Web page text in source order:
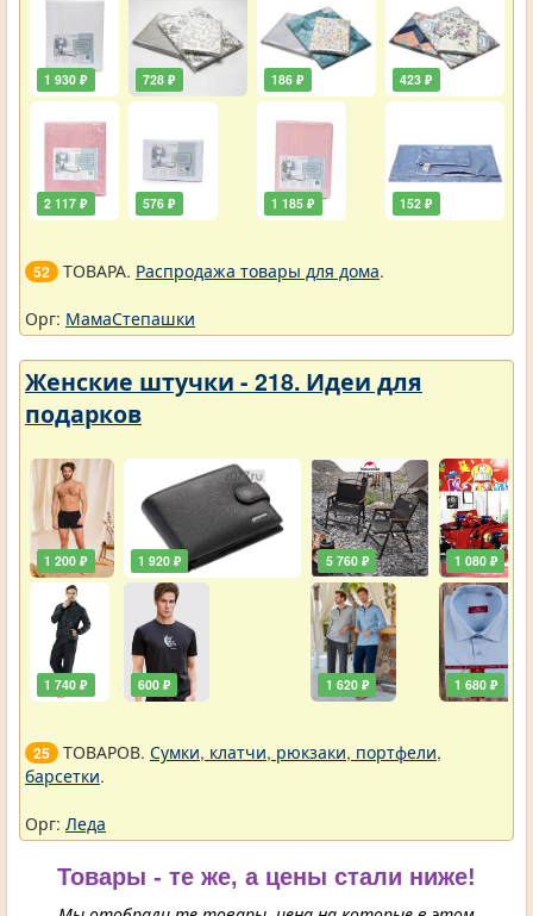
1 930 ₽
2 117 ₽
728 ₽
576 ₽
186 ₽
1 185 ₽
423 ₽
152 ₽
52 ТОВАРА. Распродажа товары для дома.
Орг: МамаСтепашки
Женские штучки - 218. Идеи для
подарков
1 200 ₽
1 740 ₽
1 920 ₽
600 ₽
5 760 ₽
1 620 ₽
1 080 ₽
1 680 ₽
25 ТОВАРОВ. Сумки, клатчи, рюкзаки, портфели,
барсетки.
Орг: Леда
Товары - те же, а цены стали ниже!